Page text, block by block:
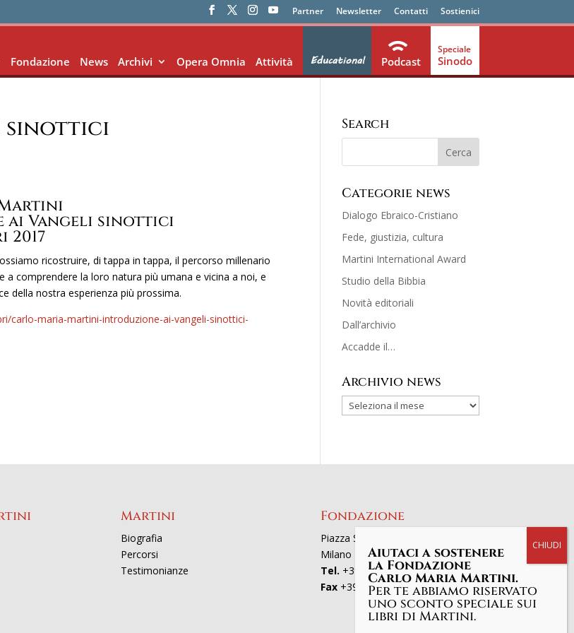
Partner Newsletter Contatti Sostienici
Fondazione News Archivi Opera Omnia Attività Educational Podcast Sinodo
sinottici
ai Vangeli sinottici
ricostruire, di tappa in tappa, il percorso millenario
a comprendere la loro natura più umana e vicina a noi, e
della nostra esperienza più prossima.
carlo-maria-martini-introduzione-ai-vangeli-sinottici-
Search
Categorie news
Dialogo Ebraico-Cristiano
Fede, giustizia, cultura
Martini International Award
Studio della Bibbia
Novità editoriali
Dall’archivio
Accadde il…
Archivio news
Martini
Biografia
Percorsi
Testimonianze
Fondazione
Piazza San Fedele 4, 20121
Milano
Tel. +39 02863521
Fax +39 0286352801
Aiutaci a sostenere
la Fondazione
Carlo Maria Martini.
Per te abbiamo riservato
uno sconto speciale sui
libri di Martini.